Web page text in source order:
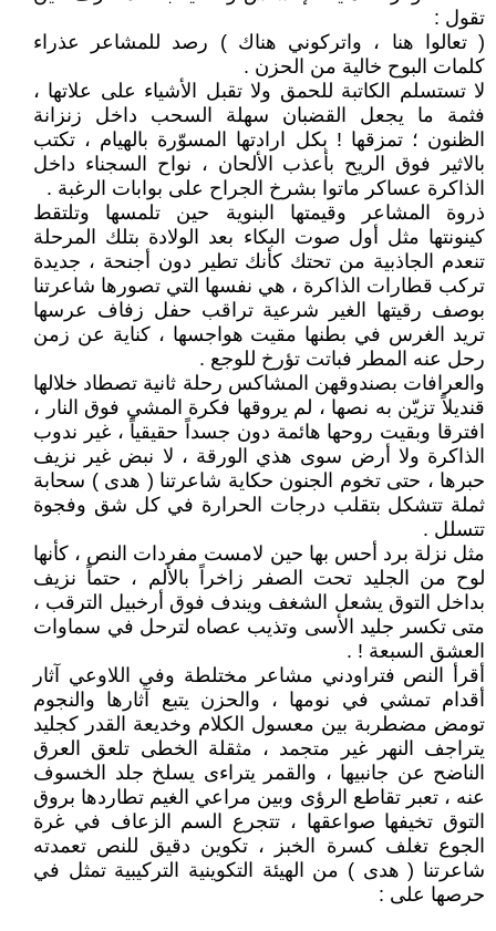
تقول :
( تعالوا هنا ، واتركوني هناك ) رصد للمشاعر عذراء
كلمات البوح خالية من الحزن .
لا تستسلم الكاتبة للحمق ولا تقبل الأشياء على علاتها ،
فثمة ما يجعل القضبان سهلة السحب داخل زنزانة
الظنون ؛ تمزقها ! بكل ارادتها المسوّرة بالهيام ، تكتب
بالاثير فوق الريح بأعذب الألحان ، نواح السجناء داخل
الذاكرة عساكر ماتوا بشرخ الجراح على بوابات الرغبة .
ذروة المشاعر وقيمتها البنوية حين تلمسها وتلتقط
كينونتها مثل أول صوت البكاء بعد الولادة بتلك المرحلة
تنعدم الجاذبية من تحتك كأنك تطير دون أجنحة ، جديدة
تركب قطارات الذاكرة ، هي نفسها التي تصورها شاعرتنا
بوصف رقيتها الغير شرعية تراقب حفل زفاف عرسها
تريد الغرس في بطنها مقيت هواجسها ، كناية عن زمن
رحل عنه المطر فباتت تؤرخ للوجع .
والعرافات بصندوقهن المشاكس رحلة ثانية تصطاد خلالها
قنديلاً تزيّن به نصها ، لم يروقها فكرة المشي فوق النار ،
افترقا وبقيت روحها هائمة دون جسداً حقيقياً ، غير ندوب
الذاكرة ولا أرض سوى هذي الورقة ، لا نبض غير نزيف
حبرها ، حتى تخوم الجنون حكاية شاعرتنا ( هدى ) سحابة
ثملة تتشكل بتقلب درجات الحرارة في كل شق وفجوة
تتسلل .
مثل نزلة برد أحس بها حين لامست مفردات النص ، كأنها
لوح من الجليد تحت الصفر زاخراً بالألم ، حتماً نزيف
بداخل التوق يشعل الشغف ويندف فوق أرخبيل الترقب ،
متى تكسر جليد الأسى وتذيب عصاه لترحل في سماوات
العشق السبعة ! .
أقرأ النص فتراودني مشاعر مختلطة وفي اللاوعي آثار
أقدام تمشي في نومها ، والحزن يتبع آثارها والنجوم
تومض مضطربة بين معسول الكلام وخديعة القدر كجليد
يتراجف النهر غير متجمد ، مثقلة الخطى تلعق العرق
الناضح عن جانبيها ، والقمر يتراءى يسلخ جلد الخسوف
عنه ، تعبر تقاطع الرؤى وبين مراعي الغيم تطاردها بروق
التوق تخيفها صواعقها ، تتجرع السم الزعاف في غرة
الجوع تغلف كسرة الخبز ، تكوين دقيق للنص تعمدته
شاعرتنا ( هدى ) من الهيئة التكوينية التركيبية تمثل في
حرصها على :